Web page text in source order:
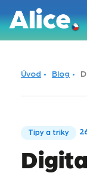
Úvod Blog
Tipy a triky